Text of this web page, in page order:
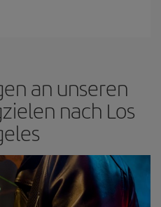
an unseren
nach Los